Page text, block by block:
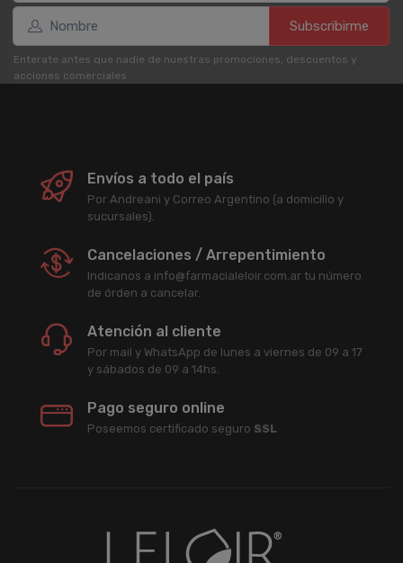
Subscribirme
Enterate antes que nadie de nuestras promociones, descuentos y
acciones comerciales.
Envíos a todo el país
Por Andreani y Correo Argentino (a domicilio y
sucursales).
Cancelaciones / Arrepentimiento
Indicanos a info@farmacialeloir.com.ar tu número
de órden a cancelar.
Atención al cliente
Por mail y WhatsApp de lunes a viernes de 09 a 17
y sábados de 09 a 14hs.
Pago seguro online
Poseemos certificado seguro SSL